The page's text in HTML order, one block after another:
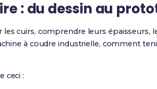
: du dessin au
les cuirs, comprendre leurs épaisseurs,
à coudre industrielle, comment
ceci :